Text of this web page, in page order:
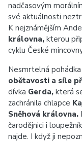
nadčasovým
své aktuálnosti
K nejznámějším
královna, kterou
cyklu České
Nesmrtelná
obětavosti a síle
dívka Gerda, která
zachránila chlapce
Sněhová královna.
čarodějnici i
najde. I když ji